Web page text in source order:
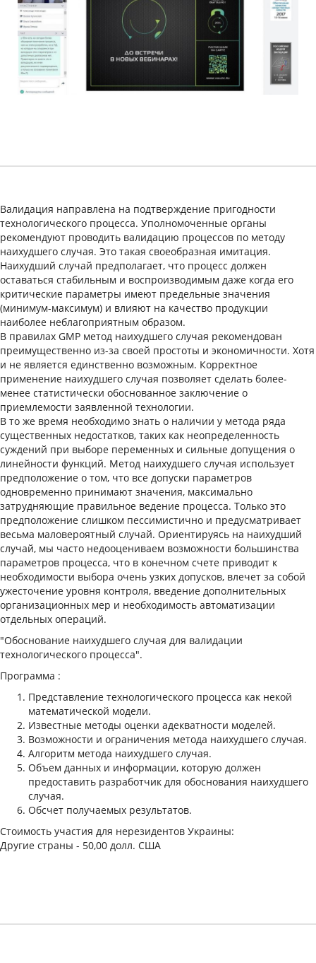
Валидация направлена на подтверждение пригодности
технологического процесса. Уполномоченные органы
рекомендуют проводить валидацию процессов по методу
наихудшего случая. Это такая своеобразная имитация.
Наихудший случай предполагает, что процесс должен
оставаться стабильным и воспроизводимым даже когда его
критические параметры имеют предельные значения
(минимум-максимум) и влияют на качество продукции
наиболее неблагоприятным образом.
В правилах GMP метод наихудшего случая рекомендован
преимущественно из-за своей простоты и экономичности. Хотя
и не является единственно возможным. Корректное
применение наихудшего случая позволяет сделать более-
менее статистически обоснованное заключение о
приемлемости заявленной технологии.
В то же время необходимо знать о наличии у метода ряда
существенных недостатков, таких как неопределенность
суждений при выборе переменных и сильные допущения о
линейности функций. Метод наихудшего случая использует
предположение о том, что все допуски параметров
одновременно принимают значения, максимально
затрудняющие правильное ведение процесса. Только это
предположение слишком пессимистично и предусматривает
весьма маловероятный случай. Ориентируясь на наихудший
случай, мы часто недооцениваем возможности большинства
параметров процесса, что в конечном счете приводит к
необходимости выбора очень узких допусков, влечет за собой
ужесточение уровня контроля, введение дополнительных
организационных мер и необходимость автоматизации
отдельных операций.
"Обоснование наихудшего случая для валидации
технологического процесса".
Программа :
Представление технологического процесса как некой
математической модели.
Известные методы оценки адекватности моделей.
Возможности и ограничения метода наихудшего случая.
Алгоритм метода наихудшего случая.
Объем данных и информации, которую должен
предоставить разработчик для обоснования наихудшего
случая.
Обсчет получаемых результатов.
Стоимость участия для нерезидентов Украины:
Другие страны - 50,00 долл. США